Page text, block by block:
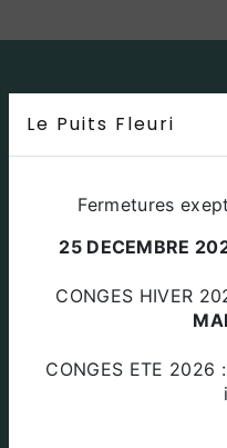
Le Puits Fleuri
Fermetures
25 DECEMBRE
CONGES HIVER
CONGES ETE 2026
Za Le Plan Des Amandiers 84220